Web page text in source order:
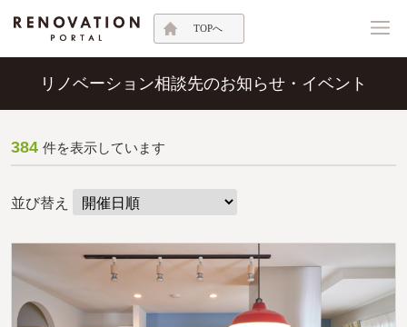
TOPへ
リノベーション相談先のお知らせ・イベント
384 件を表示しています
並び替え